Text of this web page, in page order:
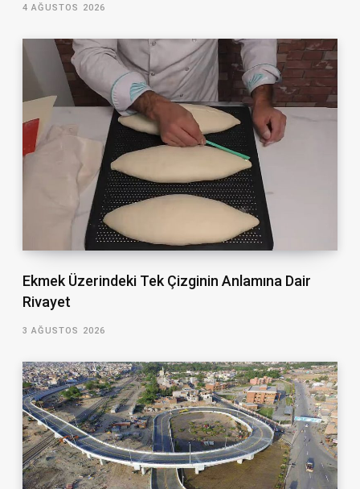
4 AĞUSTOS 2026
Ekmek Üzerindeki Tek Çizginin Anlamına Dair
Rivayet
3 AĞUSTOS 2026